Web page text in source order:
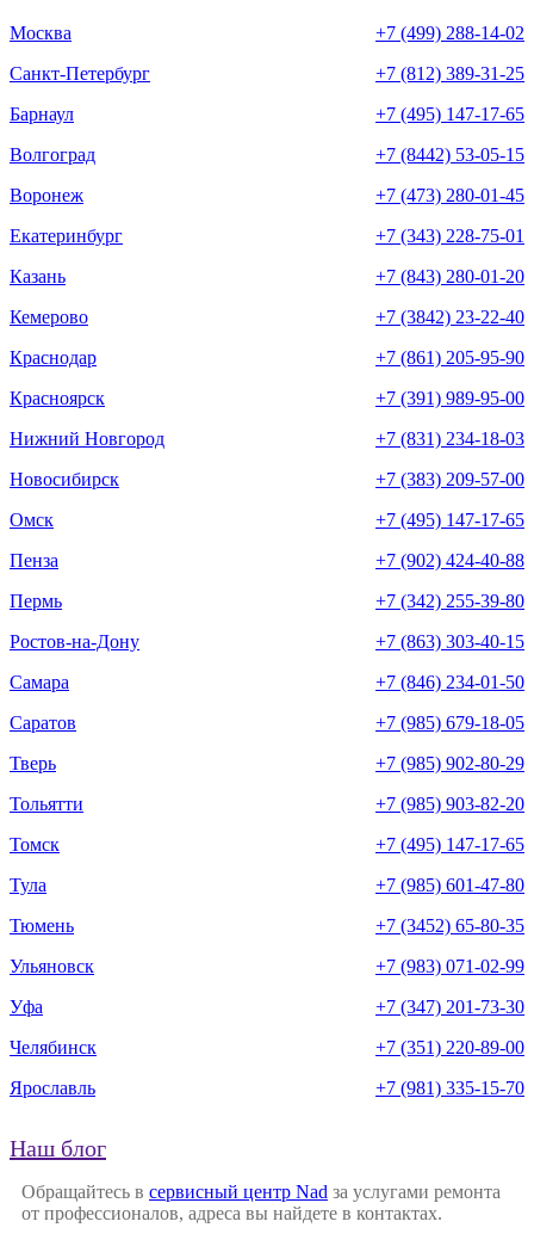
Москва
+7 (499) 288-14-02
Санкт-Петербург
+7 (812) 389-31-25
Барнаул
+7 (495) 147-17-65
Волгоград
+7 (8442) 53-05-15
Воронеж
+7 (473) 280-01-45
Екатеринбург
+7 (343) 228-75-01
Казань
+7 (843) 280-01-20
Кемерово
+7 (3842) 23-22-40
Краснодар
+7 (861) 205-95-90
Красноярск
+7 (391) 989-95-00
Нижний Новгород
+7 (831) 234-18-03
Новосибирск
+7 (383) 209-57-00
Омск
+7 (495) 147-17-65
Пенза
+7 (902) 424-40-88
Пермь
+7 (342) 255-39-80
Ростов-на-Дону
+7 (863) 303-40-15
Самара
+7 (846) 234-01-50
Саратов
+7 (985) 679-18-05
Тверь
+7 (985) 902-80-29
Тольятти
+7 (985) 903-82-20
Томск
+7 (495) 147-17-65
Тула
+7 (985) 601-47-80
Тюмень
+7 (3452) 65-80-35
Ульяновск
+7 (983) 071-02-99
Уфа
+7 (347) 201-73-30
Челябинск
+7 (351) 220-89-00
Ярославль
+7 (981) 335-15-70
Наш блог
Обращайтесь в сервисный центр Nad за услугами ремонта
от профессионалов, адреса вы найдете в контактах.